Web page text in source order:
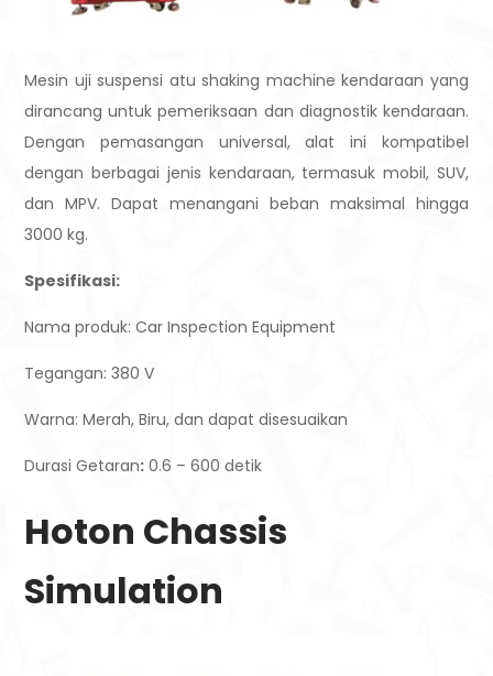
Mesin uji suspensi atu shaking machine kendaraan yang
dirancang untuk pemeriksaan dan diagnostik kendaraan.
Dengan pemasangan universal, alat ini kompatibel
dengan berbagai jenis kendaraan, termasuk mobil, SUV,
dan MPV. Dapat menangani beban maksimal hingga
3000 kg.
Spesifikasi:
Nama produk: Car Inspection Equipment
Tegangan: 380 V
Warna: Merah, Biru, dan dapat disesuaikan
Durasi Getaran: 0.6 – 600 detik
Hoton Chassis
Simulation